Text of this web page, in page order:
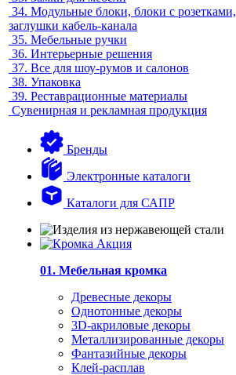
34. Модульные блоки, блоки с розетками,
заглушки кабель-канала
35. Мебельные ручки
36. Интерьерные решения
37. Все для шоу-румов и салонов
38. Упаковка
39. Реставрационные материалы
Сувенирная и рекламная продукция
Бренды
Электронные каталоги
Каталоги для САПР
01. Мебельная кромка
Древесные декоры
Однотонные декоры
3D-акриловые декоры
Металлизированные декоры
Фантазийные декоры
Клей-расплав